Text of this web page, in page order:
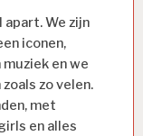
apart. We zijn
iconen,
en we
zo velen.
met
en alles